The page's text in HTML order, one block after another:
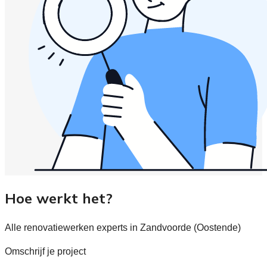
Hoe werkt het?
Alle renovatiewerken experts in Zandvoorde (Oostende)
Omschrijf je project